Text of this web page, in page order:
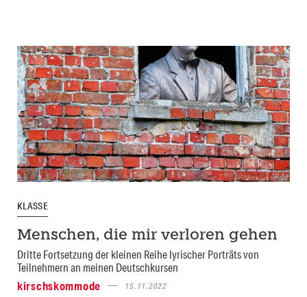
KLASSE
Menschen, die mir verloren gehen
Dritte Fortsetzung der kleinen Reihe lyrischer Porträts von
Teilnehmern an meinen Deutschkursen
kirschskommode
15.11.2022